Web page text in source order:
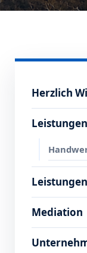
Herzlich
Mediation